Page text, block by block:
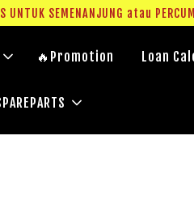
SEMENANJUNG atau
🔥Promotion Loan